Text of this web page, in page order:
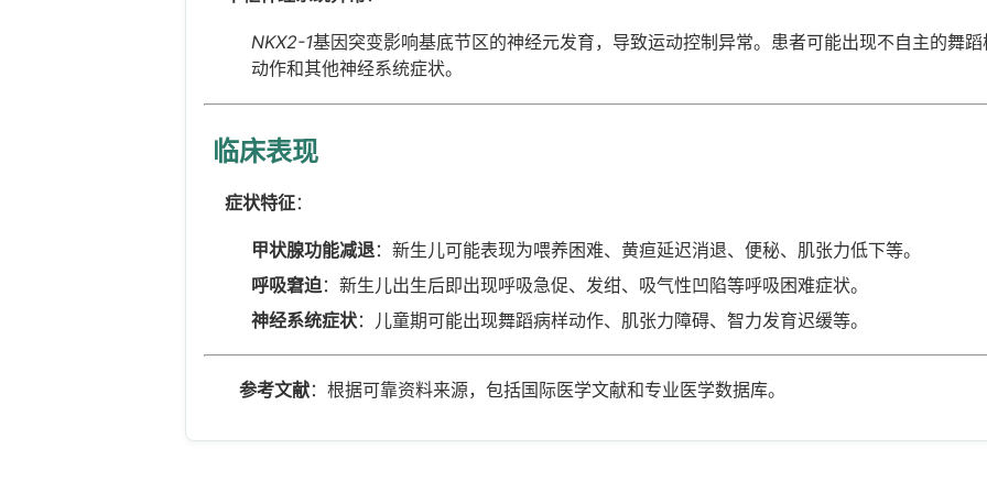
NKX2-1基因突变影响基底节区的神经元发育，导致运动控制异常。患者可能出现不自主的舞蹈
动作和其他神经系统症状。
临床表现
症状特征：
甲状腺功能减退：新生儿可能表现为喂养困难、黄疸延迟消退、便秘、肌张力低下等。
呼吸窘迫 ：新生儿出生后即出现呼吸急促、发绀、吸气性凹陷等呼吸困难症状。
神经系统症状：儿童期可能出现舞蹈病样动作、肌张力障碍、智力发育迟缓等。
参考文献：根据可靠资料来源，包括国际医学文献和专业医学数据库。